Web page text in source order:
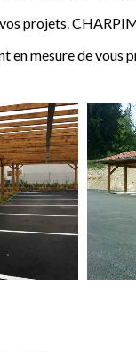
projets.
en mesure de vous